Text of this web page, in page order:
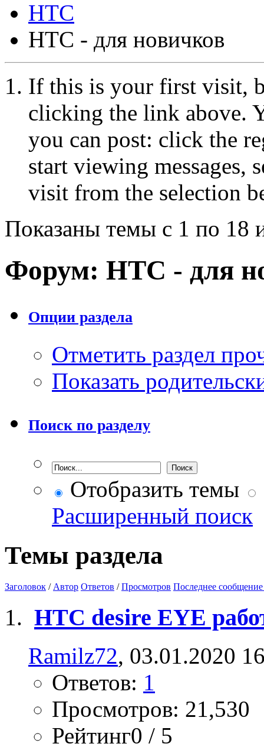
HTC
HTC - для новичков
If this is your first visit,
clicking the link above.
you can post: click the
start viewing messages,
visit from the selection
Показаны темы с 1 по 18
Форум: HTC - для
Опции раздела
Отметить раздел
Показать
Поиск по разделу
Отобразить темы
Расширенный поиск
Темы раздела
Заголовок / Автор Ответов /Просмотров Последнее сообщение
HTC desire EYE
Ramilz72, 03.01.2020
Ответов: 1
Просмотров: 21,530
Рейтинг0 / 5